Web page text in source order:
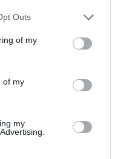
Outs
of my
of my
my
4 décembre 2023 - 18
Embraer 175
RÉPONDRE